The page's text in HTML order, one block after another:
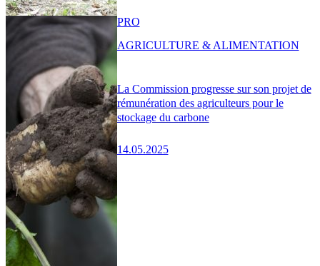
La Commission progresse sur son projet de
rémunération des agriculteurs pour le
stockage du carbone
14.05.2025
PRO
AGRICULTURE & ALIMENTATION